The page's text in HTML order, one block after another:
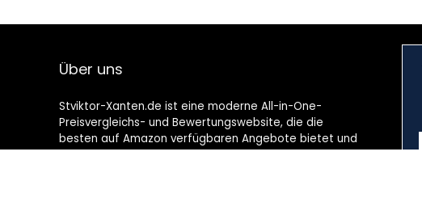
Über uns
Stviktor-Xanten.de ist eine moderne All-in-One-
Preisvergleichs- und Bewertungswebsite, die die
besten auf Amazon verfügbaren Angebote bietet und
Sie durch die neuesten hinzugefügten Blogs auf dem